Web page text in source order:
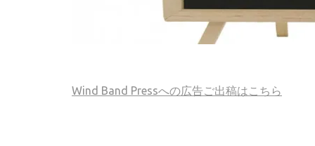
Wind Band Pressへの広告ご出稿はこちら